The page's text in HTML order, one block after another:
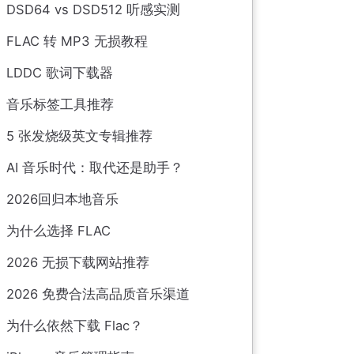
DSD64 vs DSD512 听感实测
FLAC 转 MP3 无损教程
LDDC 歌词下载器
音乐标签工具推荐
5 张发烧级英文专辑推荐
AI 音乐时代：取代还是助手？
2026回归本地音乐
为什么选择 FLAC
2026 无损下载网站推荐
2026 免费合法高品质音乐渠道
为什么依然下载 Flac？